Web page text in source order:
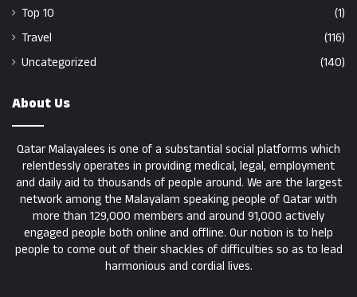
Top 10
(1)
Travel
(116)
Uncategorized
(140)
About Us
Qatar Malayalees is one of a substantial social platforms which
relentlessly operates in providing medical, legal, employment
and daily aid to thousands of people around. We are the largest
network among the Malayalam speaking people of Qatar with
more than 129,000 members and around 91,000 actively
engaged people both online and offline. Our notion is to help
people to come out of their shackles of difficulties so as to lead
harmonious and cordial lives.